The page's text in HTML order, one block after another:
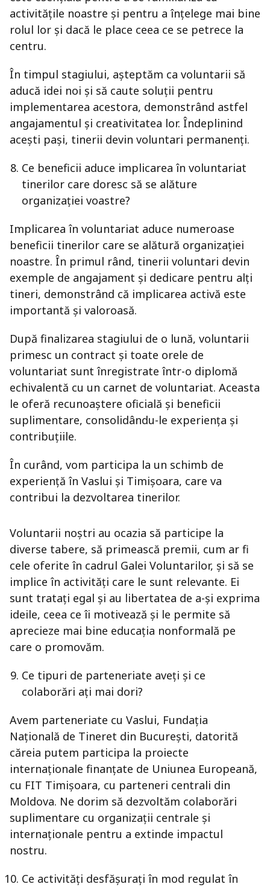
activitățile noastre și pentru a înțelege mai bine
rolul lor și dacă le place ceea ce se petrece la
centru.
În timpul stagiului, așteptăm ca voluntarii să
aducă idei noi și să caute soluții pentru
implementarea acestora, demonstrând astfel
angajamentul și creativitatea lor. Îndeplinind
acești pași, tinerii devin voluntari permanenți.
Ce beneficii aduce implicarea în voluntariat
tinerilor care doresc să se alăture
organizației voastre?
Implicarea în voluntariat aduce numeroase
beneficii tinerilor care se alătură organizației
noastre. În primul rând, tinerii voluntari devin
exemple de angajament și dedicare pentru alți
tineri, demonstrând că implicarea activă este
importantă și valoroasă.
După finalizarea stagiului de o lună, voluntarii
primesc un contract și toate orele de
voluntariat sunt înregistrate într-o diplomă
echivalentă cu un carnet de voluntariat. Aceasta
le oferă recunoaștere oficială și beneficii
suplimentare, consolidându-le experiența și
contribuțiile.
În curând, vom participa la un schimb de
experiență în Vaslui și Timișoara, care va
contribui la dezvoltarea tinerilor.
Voluntarii noștri au ocazia să participe la
diverse tabere, să primească premii, cum ar fi
cele oferite în cadrul Galei Voluntarilor, și să se
implice în activități care le sunt relevante. Ei
sunt tratați egal și au libertatea de a-și exprima
ideile, ceea ce îi motivează și le permite să
aprecieze mai bine educația nonformală pe
care o promovăm.
Ce tipuri de parteneriate aveți și ce
colaborări ați mai dori?
Avem parteneriate cu Vaslui, Fundația
Națională de Tineret din București, datorită
căreia putem participa la proiecte
internaționale finanțate de Uniunea Europeană,
cu FIT Timișoara, cu parteneri centrali din
Moldova. Ne dorim să dezvoltăm colaborări
suplimentare cu organizații centrale și
internaționale pentru a extinde impactul
nostru.
Ce activități desfășurați în mod regulat în